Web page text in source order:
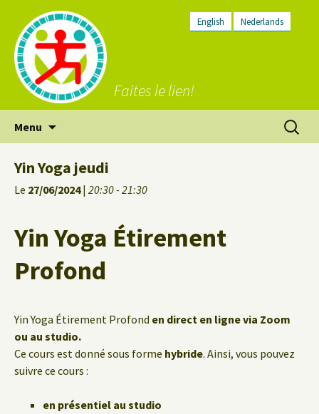
English Nederlands
Faites le lien!
Menu
Yin Yoga jeudi
Le 27/06/2024| 20:30 - 21:30
Yin Yoga Étirement
Profond
Yin Yoga Étirement Profond en direct en ligne via Zoom
ou au studio.
Ce cours est donné sous forme hybride. Ainsi, vous pouvez
suivre ce cours :
en présentiel au studio